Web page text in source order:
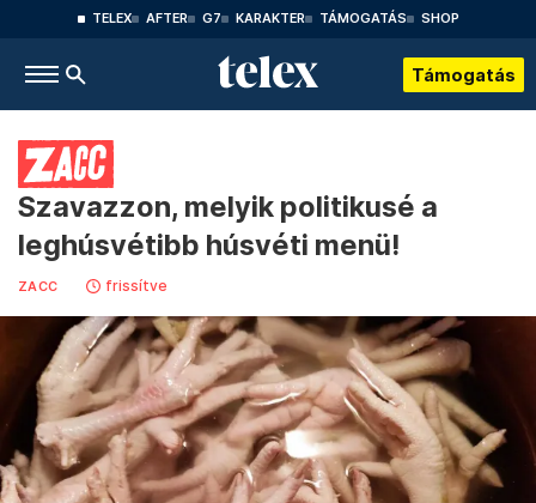
TELEX AFTER G7 KARAKTER TÁMOGATÁS SHOP
Támogatás
Szavazzon, melyik politikusé a
leghúsvétibb húsvéti menü!
ZACC frissítve